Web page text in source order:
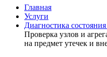
Главная
Услуги
Диагностика
Проверка узлов и
на предмет утечек и